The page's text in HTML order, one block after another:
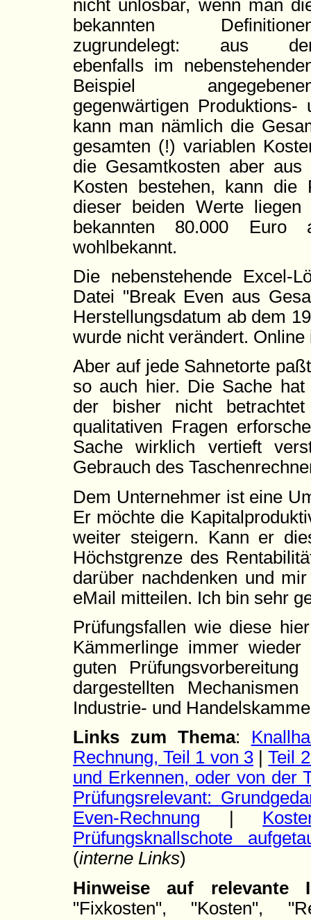
nicht unlösbar, wenn man
bekannten
zugrundelegt: aus
ebenfalls im
Beispiel
gegenwärtigen
kann man nämlich die
gesamten (!) variablen
die Gesamtkosten aber
Kosten bestehen, kann die
dieser beiden Werte
bekannten 80.000
wohlbekannt.
Die nebenstehende Excel-
Datei "Break Even aus
Herstellungsdatum ab dem
wurde nicht verändert.
Aber auf jede Sahnetorte
so auch hier. Die Sache
der bisher nicht
qualitativen Fragen
Sache wirklich vertieft
Gebrauch des
Dem Unternehmer ist eine
Er möchte die
weiter steigern. Kann er
Höchstgrenze des
darüber nachdenken und
eMail mitteilen. Ich bin sehr
Prüfungsfallen wie diese
Kämmerlinge immer
guten
dargestellten
Industrie- und
Links zum Thema:
Rechnung, Teil 1 von 3|Teil
und Erkennen, oder von der
Prüfungsrelevant:
Even-Rechnung
Prüfungsknallschote
(interne Links)
Hinweise auf
"Fixkosten", "Kosten",